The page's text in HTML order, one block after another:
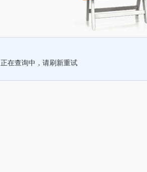
正在查询中，请刷新重试